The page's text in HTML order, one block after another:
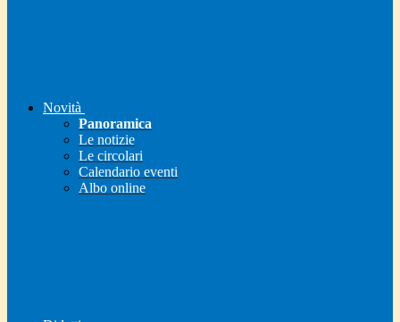
Novità
Panoramica
Le notizie
Le circolari
Calendario eventi
Albo online